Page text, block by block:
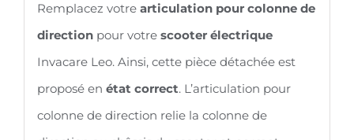
Remplacez votre articulation pour colonne de
directionpour votre scooter électrique
Invacare Leo. Ainsi, cette pièce détachée est
proposé en état correct. L’articulation pour
colonne de direction relie la colonne de